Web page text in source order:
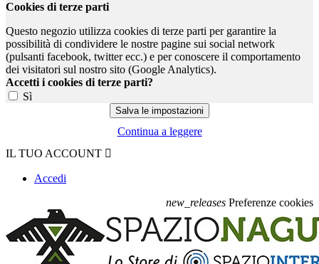
Cookies di terze parti
Questo negozio utilizza cookies di terze parti per garantire la
possibilità di condividere le nostre pagine sui social network
(pulsanti facebook, twitter ecc.) e per conoscere il comportamento
dei visitatori sul nostro sito (Google Analytics).
Accetti i cookies di terze parti?
Sì
Continua a leggere
IL TUO ACCOUNT 
Accedi
new_releases Preferenze cookies